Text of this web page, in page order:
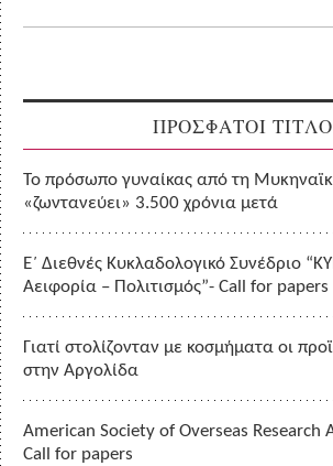
ΠΡΟΣΦΑΤΟΙ
Το πρόσωπο γυναίκας από τη
«ζωντανεύει» 3.500 χρόνια μετά
Ε΄ Διεθνές Κυκλαδολογικό Συνέδριο
Αειφορία – Πολιτισμός”- Call for papers
Γιατί στολίζονταν με κοσμήματα οι
στην Αργολίδα
American Society of Overseas Research
Call for papers